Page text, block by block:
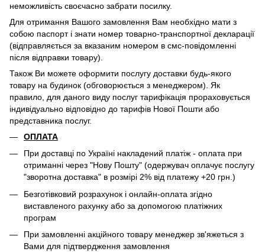
неможливість своєчасно забрати посилку.
Для отримання Вашого замовлення Вам необхідно мати з
собою паспорт і знати номер товарно-транспортної декларації
(відправляється за вказаним номером в смс-повідомленні
після відправки товару).
Також Ви можете оформити послугу доставки будь-якого
товару на будинок (обговорюється з менеджером). Як
правило, для даного виду послуг тарифікація прораховується
індивідуально відповідно до тарифів Нової Пошти або
представника послуг.
ОПЛАТА
При доставці по Україні накладений платіж - оплата при
отриманні через "Нову Пошту" (одержувач оплачує послугу
"зворотна доставка" в розмірі 2% від платежу +20 грн.)
Безготівковий розрахунок і онлайн-оплата згідно
виставленого рахунку або за допомогою платіжних
програм
При замовленні акційного товару менеджер зв'яжеться з
Вами для підтвердження замовлення